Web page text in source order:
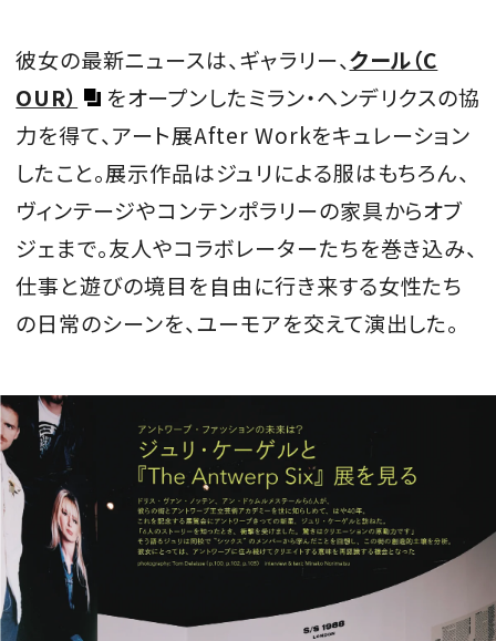
彼女の最新ニュースは、ギャラリー、クール（C
OUR）
をオープンしたミラン・ヘンデリクスの協
力を得て、アート展After Workをキュレーション
したこと。展示作品はジュリによる服はもちろん、
ヴィンテージやコンテンポラリーの家具からオブ
ジェまで。友人やコラボレーターたちを巻き込み、
仕事と遊びの境目を自由に行き来する女性たち
の日常のシーンを、ユーモアを交えて演出した。